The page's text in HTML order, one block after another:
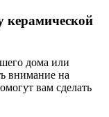
керамической
дома или
внимание на
вам сделать